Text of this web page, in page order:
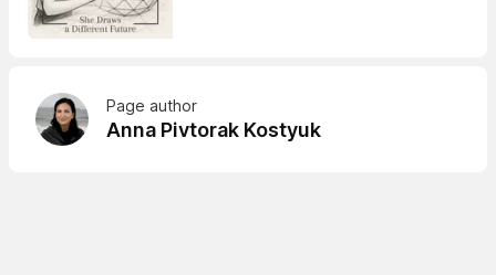
Page author
Anna Pivtorak Kostyuk